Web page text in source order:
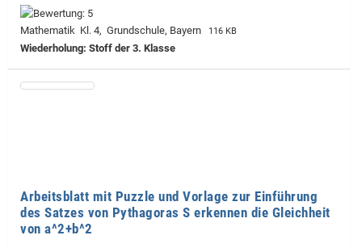
Mathematik Kl. 4, Grundschule, Bayern 116 KB
Wiederholung: Stoff der 3. Klasse
Arbeitsblatt mit Puzzle und Vorlage zur Einführung
des Satzes von Pythagoras S erkennen die Gleichheit
von a^2+b^2